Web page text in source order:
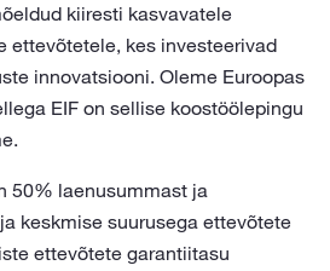
kiiresti kasvavatele
ettevõtetele, kes investeerivad
innovatsiooni. Oleme Euroopas
EIF on sellise koostöölepingu
50% laenusummast ja
keskmise suurusega ettevõtete
ettevõtete garantiitasu